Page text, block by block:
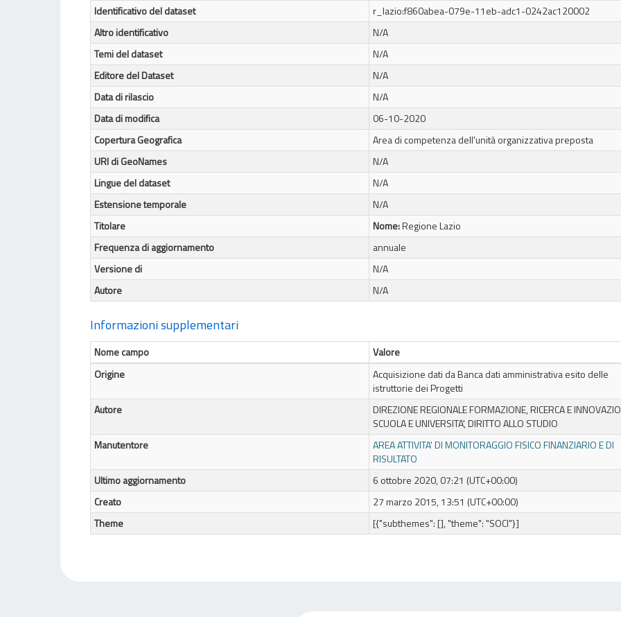
Identificativo del dataset
r_lazio:f860abea-079e-11eb-adc1-0242ac120002
Altro identificativo
N/A
Temi del dataset
N/A
Editore del Dataset
N/A
Data di rilascio
N/A
Data di modifica
06-10-2020
Copertura Geografica
Area di competenza dell'unità organizzativa preposta
URI di GeoNames
N/A
Lingue del dataset
N/A
Estensione temporale
N/A
Titolare
Nome:Regione Lazio
Frequenza di aggiornamento
annuale
Versione di
N/A
Autore
N/A
Informazioni supplementari
Nome campo
Valore
Origine
Acquisizione dati da Banca dati amministrativa esito delle
istruttorie dei Progetti
Autore
DIREZIONE REGIONALE FORMAZIONE, RICERCA E
SCUOLA E UNIVERSITA', DIRITTO ALLO STUDIO
Manutentore
AREA ATTIVITA' DI MONITORAGGIO FISICO FINANZIARIO E DI
RISULTATO
Ultimo aggiornamento
6 ottobre 2020, 07:21 (UTC+00:00)
Creato
27 marzo 2015, 13:51 (UTC+00:00)
Theme
[{"subthemes": [], "theme": "SOCI"}]